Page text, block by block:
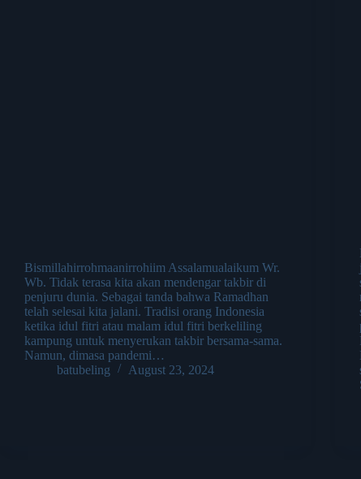
Bismillahirrohmaanirrohiim Assalamualaikum Wr.
Wb. Tidak terasa kita akan mendengar takbir di
penjuru dunia. Sebagai tanda bahwa Ramadhan
telah selesai kita jalani. Tradisi orang Indonesia
ketika idul fitri atau malam idul fitri berkeliling
kampung untuk menyerukan takbir bersama-sama.
Namun, dimasa pandemi…
batubeling
August 23, 2024